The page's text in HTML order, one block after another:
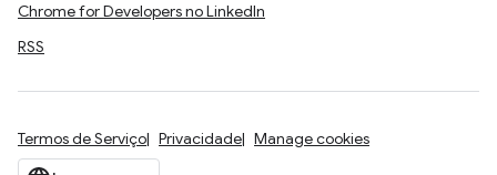
Chrome for Developers no LinkedIn
RSS
Termos de Serviço Privacidade Manage cookies